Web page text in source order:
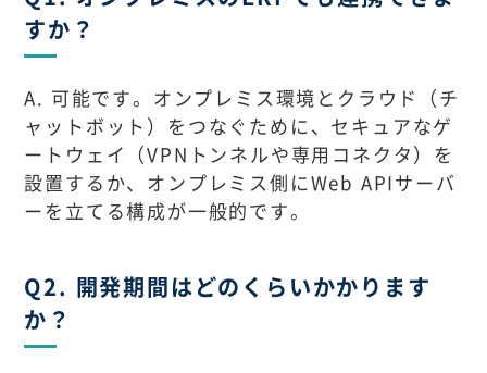
すか？
A. 可能です。オンプレミス環境とクラウド（チ
ャットボット）をつなぐために、セキュアなゲ
ートウェイ（VPNトンネルや専用コネクタ）を
設置するか、オンプレミス側にWeb APIサーバ
ーを立てる構成が一般的です。
Q2. 開発期間はどのくらいかかります
か？